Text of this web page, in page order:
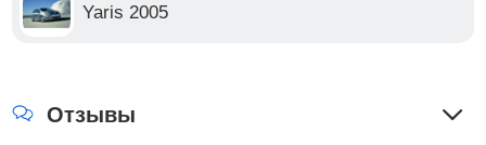
Yaris 2005
Отзывы